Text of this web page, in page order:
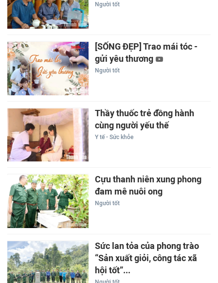
Người tốt
[SỐNG ĐẸP] Trao mái tóc -
gửi yêu thương
Người tốt
Thầy thuốc trẻ đồng hành
cùng người yếu thế
Y tế - Sức khỏe
Cựu thanh niên xung phong
đam mê nuôi ong
Người tốt
Sức lan tỏa của phong trào
“Sản xuất giỏi, công tác xã
hội tốt”...